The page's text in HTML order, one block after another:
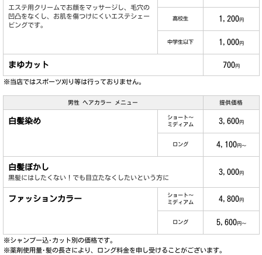
エステ用クリームでお顔をマッサージし、毛穴の
凹凸をなくし、お肌を傷つけにくいエステシェー
ビングです。
高校生 1,200円
中学生以下 1,000円
まゆカット 700円
※当店ではスポーツ刈り等は行っておりません。
男性 ヘアカラー メニュー 提供価格
白髪染め
ショート～
ミディアム
3,600円
ロング 4,100円～
白髪ぼかし
黒髪にはしたくない！でも目立たなくしたいという方に
3,000円
ファッションカラー
ショート～
ミディアム
4,800円
ロング 5,600円～
※シャンプー込･カット別の価格です。
※薬剤使用量･髪の長さにより、ロング料金を申し受けることがございます。